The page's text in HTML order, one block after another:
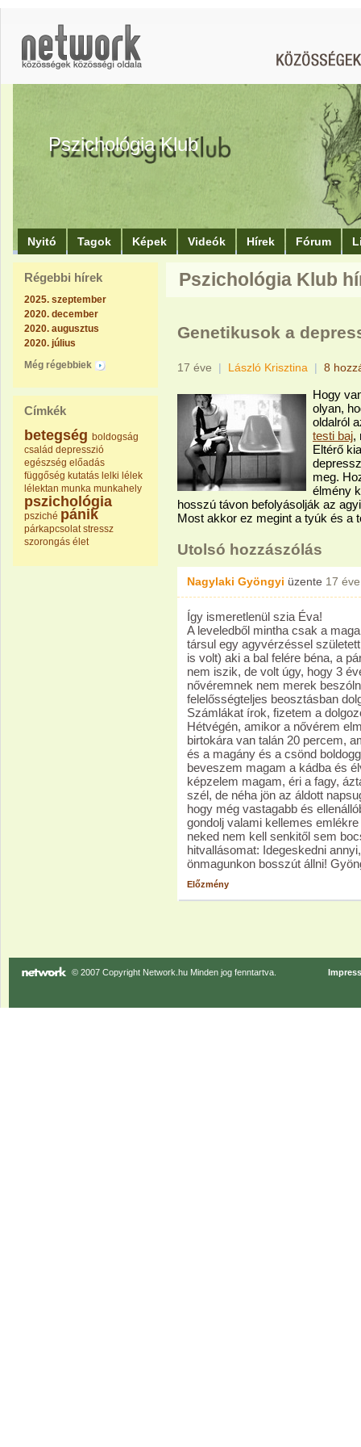
Pszichológia Klub
Nyitó Tagok Képek Videók Hírek Fórum
Régebbi hírek
2025. szeptember
2020. december
2020. augusztus
2020. július
Még régebbiek
Címkék
betegség boldogság
család depresszió
egészség előadás
függőség kutatás lelki lélek
lélektan munka munkahely
pszichológia
psziché pánik
párkapcsolat stressz
szorongás élet
Pszichológia Klub
Genetikusok a
17 éve | László Krisztina | 8
Hogy
olyan,
oldalról
testi baj,
Eltérő
meg.
élmény
hosszú távon befolyásolják az
Most akkor ez megint a tyúk és a
Utolsó hozzászólás
Nagylaki Gyöngyi üzente 17 éve
Így ismeretlenül szia Éva!
A leveledből mintha csak a
társul egy agyvérzéssel
is volt) aki a bal felére béna, a
nem iszik, de volt úgy, hogy 3
nővéremnek nem merek
felelősségteljes beosztásban
Számlákat írok, fizetem a
Hétvégén, amikor a nővérem
birtokára van talán 20 percem,
és a magány és a csönd
beveszem magam a kádba és
képzelem magam, éri a fagy,
szél, de néha jön az áldott
hogy még vastagabb és
gondolj valami kellemes
neked nem kell senkitől sem
hitvallásomat: Idegeskedni
önmagunkon bosszút állni!
Előzmény
© 2007 Copyright Network.hu Minden jog fenntartva.